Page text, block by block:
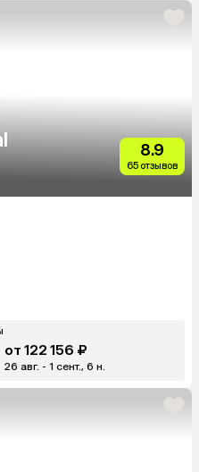
8.9
65 отзывов
от 122 156 ₽
26 авг. - 1 сент., 6 н.